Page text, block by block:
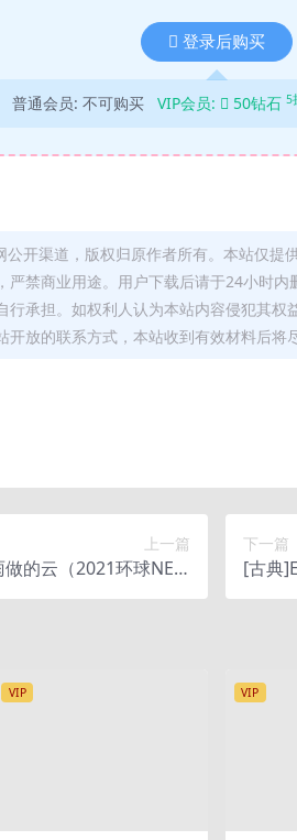
登录后购买
普通会员: 不可购买 VIP会员: 50钻石 5
开渠道，版权归原作者所有。本站仅提
严禁商业用途。用户下载后请于24小时
行承担。如权利人认为本站内容侵犯其
放的联系方式，本站收到有效材料后将
上一篇
的云（2021环球NEW
XRCD限量版
下一篇
[古典
VIP VIP